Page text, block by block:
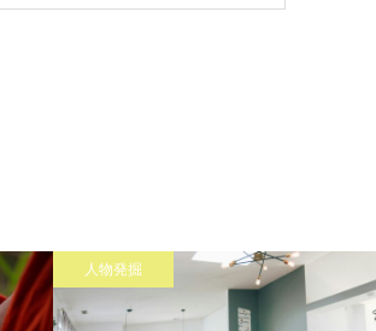
人物発掘